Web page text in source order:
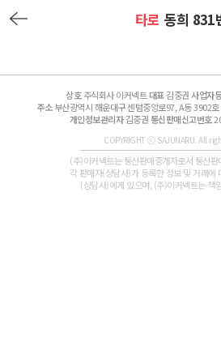
타로 동희 831
상호주식회사 이커넥트대표김중권사업자
주소부산광역시 해운대구 센텀중앙로97, A동
개인정보관리자김중권 통신판매신고번호
COPYRIGHT ⓒ SAJUNARU. All
(주)이커넥트는 통신판매중개자로서 통신
각 판매자(상담사)가 등록한 정보 및 거래에
(상담사)에게 있으며, (주)이커넥트는 책